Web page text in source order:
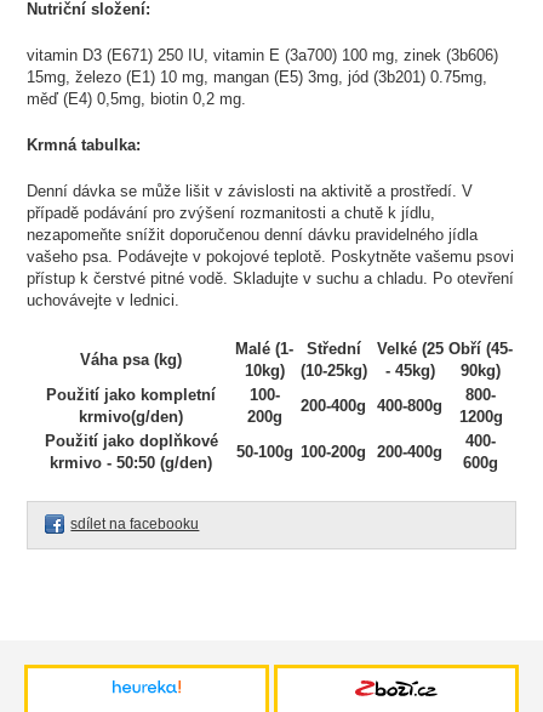
Nutriční složení:
vitamin D3 (E671) 250 IU, vitamin E (3a700) 100 mg, zinek (3b606)
15mg, železo (E1) 10 mg, mangan (E5) 3mg, jód (3b201) 0.75mg,
měď (E4) 0,5mg, biotin 0,2 mg.
Krmná tabulka:
Denní dávka se může lišit v závislosti na aktivitě a prostředí. V
případě podávání pro zvýšení rozmanitosti a chutě k jídlu,
nezapomeňte snížit doporučenou denní dávku pravidelného jídla
vašeho psa. Podávejte v pokojové teplotě. Poskytněte vašemu psovi
přístup k čerstvé pitné vodě. Skladujte v suchu a chladu. Po otevření
uchovávejte v lednici.
Váha psa (kg)
Malé (1-
10kg)
Střední
(10-25kg)
Velké (25
- 45kg)
Obří (45-
90kg)
Použití jako kompletní
krmivo(g/den)
100-
200g
200-400g 400-800g
800-
1200g
Použití jako doplňkové
krmivo - 50:50 (g/den)
50-100g 100-200g 200-400g
400-
600g
sdílet na facebooku